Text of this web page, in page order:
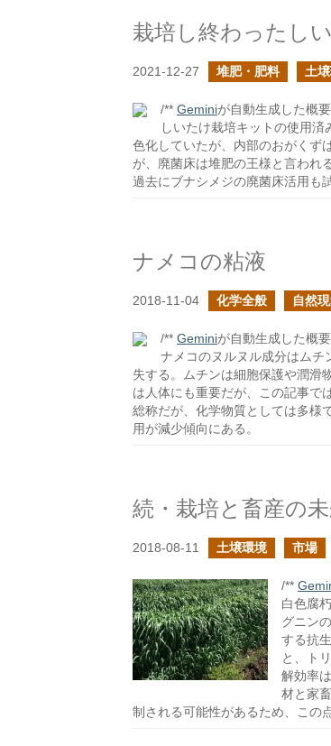
栽培し終わったし
2021-12-27 堆肥・肥料 土
/** Geminiが自動生成した概
しいたけ栽培キットの使用
色化していたが、内部のおがくず
が、廃菌床は堆肥の王様と言われ
過去にブナシメジの廃菌床活用も
ナメコの粘液
2018-11-04 化学全般 自然
/** Geminiが自動生成した概
ナメコのヌルヌル成分はムチ
失する。ムチンは細胞保護や潤滑
は人体にも重要だが、この記事で
総称だが、化学物質としては多様
用が減少傾向にある。
続・栽培と畜産の
2018-08-11 土壌環境 市場
/**
白色腐
グニン
する抗
と、ト
解効率
材と家
制される可能性があるため、この